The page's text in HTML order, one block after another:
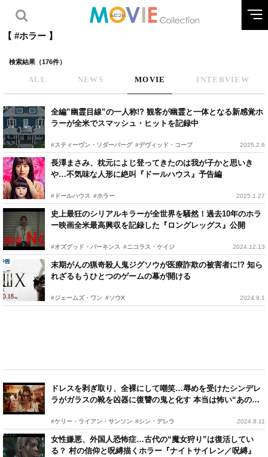
【 #ホラー 】
検索結果（176件）
ALL NEWS MOVIE INTERVIEW
全編”幽霊目線”の一人称!? 観客が幽霊と一体となる新感覚ホ
ラーが全米でスマッシュ・ヒットを記録中
#スティーヴン・ソダーバーグ #デヴィッド・コープ 2025.2.6
長澤まさみ、枕元によじ登ってきたのは我が子かと思いき
や…不気味な人形に絶叫『ドールハウス』予告編
#ドールハウス #ホラー 2025.1.27
史上最狂のシリアルキラーが全世界を騒然！過去10年のホラ
ー映画全米最高興収を記録した『ロングレッグス』公開
#オズグッド・パーキンス #ニコラス・ケイジ 2024.12.13
末期がんの猟奇殺人鬼ジグソウが医療詐欺の被害者に!? 知ら
れざるもうひとつのゲームの幕が開ける
#ジェームズ・ワン #ソウX 2024.9.1
ドレスを剥ぎ取り、全裸にして嘲笑…辱めを受けたシンデレ
ラがガラスの靴を凶器に復讐の鬼と化す 本当は怖い“あの童
#ケリー・ライアン・サンソン #シン・デレラ 2024.8.11
女性嫌悪、外国人恐怖症…古代の“魔女狩り”は復活してい
る？ 村の信仰と呪縛描くホラー『ナイトサイレン／呪縛』